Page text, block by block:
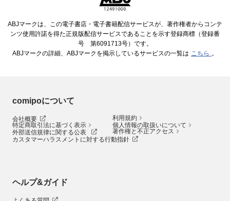
ABJマークは、この電子書店・電子書籍配信サービスが、著作権者からコンテ
ンツ使用許諾を得た正規版配信サービスであることを示す登録商標（登録番
号 第6091713号）です。
ABJマークの詳細、ABJマークを掲示しているサービスの一覧は こちら 。
comipoについて
会社概要
利用規約
特定商取引法に基づく表示
個人情報の取扱いについて
外部送信規律に関する公表
著作権と不正アクセス
カスタマーハラスメントに対する行動指針
ヘルプ&ガイド